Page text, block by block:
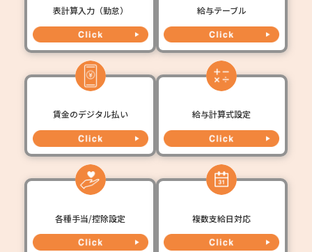
表計算入力（勤怠） 給与テーブル
賃金のデジタル払い 給与計算式設定
各種手当/控除設定 複数支給日対応